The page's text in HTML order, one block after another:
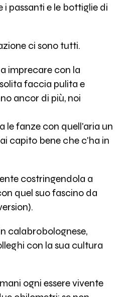
passanti e le bottiglie di
ci sono tutti.
imprecare con la
faccia pulita e
ancor di più, noi
le fanze con quell'aria un
capito bene che c'ha in
costringendola a
quel suo fascino da
calabrobolognese,
con la sua cultura
ogni essere vivente